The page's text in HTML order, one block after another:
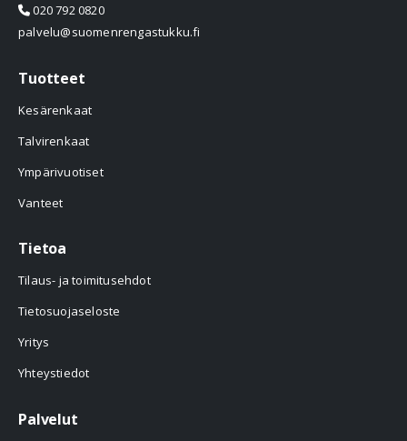
020 792 0820
palvelu@suomenrengastukku.fi
Tuotteet
Kesärenkaat
Talvirenkaat
Ympärivuotiset
Vanteet
Tietoa
Tilaus- ja toimitusehdot
Tietosuojaseloste
Yritys
Yhteystiedot
Palvelut